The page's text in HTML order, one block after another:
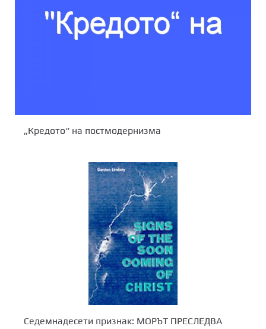
„Кредотo“ на постмодернизма
Седемнадесети признак: МОРЪТ ПРЕСЛЕДВА